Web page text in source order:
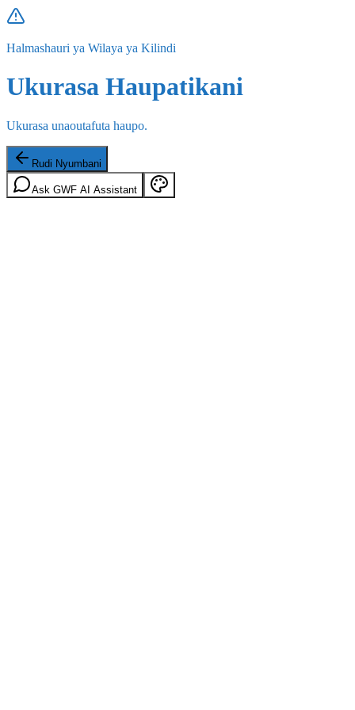
Halmashauri ya Wilaya ya Kilindi
Ukurasa Haupatikani
Ukurasa unaoutafuta haupo.
Rudi Nyumbani
Ask GWF AI Assistant